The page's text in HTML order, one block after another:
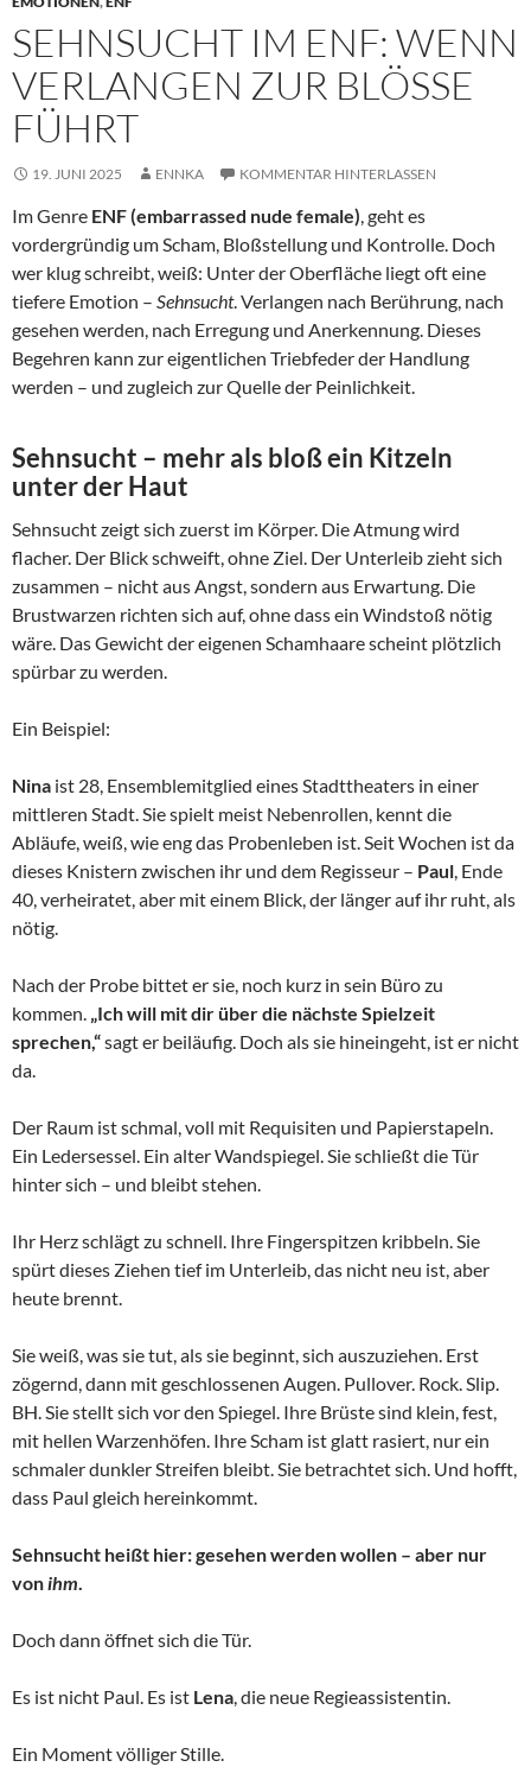
SEHNSUCHT IM ENF: WENN
VERLANGEN ZUR BLÖSSE F
ÜHRT
19. JUNI 2025 ENNKA KOMMENTAR HINTERLASSEN
Im Genre ENF (embarrassed nude female), geht es
vordergründig um Scham, Bloßstellung und Kontrolle. Doch
wer klug schreibt, weiß: Unter der Oberfläche liegt oft eine
tiefere Emotion – Sehnsucht. Verlangen nach Berührung, nach
gesehen werden, nach Erregung und Anerkennung. Dieses
Begehren kann zur eigentlichen Triebfeder der Handlung
werden – und zugleich zur Quelle der Peinlichkeit.
Sehnsucht – mehr als bloß ein Kitzeln
unter der Haut
Sehnsucht zeigt sich zuerst im Körper. Die Atmung wird
flacher. Der Blick schweift, ohne Ziel. Der Unterleib zieht sich
zusammen – nicht aus Angst, sondern aus Erwartung. Die
Brustwarzen richten sich auf, ohne dass ein Windstoß nötig
wäre. Das Gewicht der eigenen Schamhaare scheint plötzlich
spürbar zu werden.
Ein Beispiel:
Nina ist 28, Ensemblemitglied eines Stadttheaters in einer
mittleren Stadt. Sie spielt meist Nebenrollen, kennt die
Abläufe, weiß, wie eng das Probenleben ist. Seit Wochen ist da
dieses Knistern zwischen ihr und dem Regisseur – Paul, Ende
40, verheiratet, aber mit einem Blick, der länger auf ihr ruht, als
nötig.
Nach der Probe bittet er sie, noch kurz in sein Büro zu
kommen. „Ich will mit dir über die nächste Spielzeit
sprechen,“sagt er beiläufig. Doch als sie hineingeht, ist er nicht
da.
Der Raum ist schmal, voll mit Requisiten und Papierstapeln.
Ein Ledersessel. Ein alter Wandspiegel. Sie schließt die Tür
hinter sich – und bleibt stehen.
Ihr Herz schlägt zu schnell. Ihre Fingerspitzen kribbeln. Sie
spürt dieses Ziehen tief im Unterleib, das nicht neu ist, aber
heute brennt.
Sie weiß, was sie tut, als sie beginnt, sich auszuziehen. Erst
zögernd, dann mit geschlossenen Augen. Pullover. Rock. Slip.
BH. Sie stellt sich vor den Spiegel. Ihre Brüste sind klein, fest,
mit hellen Warzenhöfen. Ihre Scham ist glatt rasiert, nur ein
schmaler dunkler Streifen bleibt. Sie betrachtet sich. Und hofft,
dass Paul gleich hereinkommt.
Sehnsucht heißt hier: gesehen werden wollen – aber nur
vonihm.
Doch dann öffnet sich die Tür.
Es ist nicht Paul. Es ist Lena, die neue Regieassistentin.
Ein Moment völliger Stille.